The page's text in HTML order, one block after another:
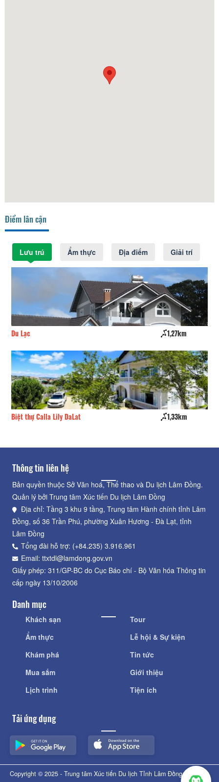
Điểm lân cận
Lưu trú Ẩm thực Địa điểm Giải trí
Du Lạc 1,27km
Biệt thự Calla Lily DaLat 1,33km
Thông tin liên hệ
Bản quyền thuộc Sở Văn hoá, Thể thao và Du lịch Lâm Đồng.
Quản lý bởi Trung tâm Xúc tiến Du lịch Lâm Đồng
Địa chỉ: Tầng 3 khu 9 tầng, Trung tâm Hành chính tỉnh Lâm
Đồng, số 36 Trần Phú, phường Xuân Hương - Đà Lạt, tỉnh
Lâm Đồng
Tổng đài hỗ trợ: (+84.235) 3.916.961
Email: ttxtdl@lamdong.gov.vn
Giấy phép: 311/GP-BC do Cục Báo chí - Bộ Văn hóa Thông tin
cấp ngày 13/10/2006
Danh mục
Khách sạn
Ẩm thực
Khám phá
Mua sắm
Lịch trình
Tour
Lễ hội & Sự kiện
Tin tức
Giới thiệu
Tiện ích
Tải ứng dụng
Copyright © 2025 - Trung tâm Xúc tiến Du lịch Tỉnh Lâm Đồng